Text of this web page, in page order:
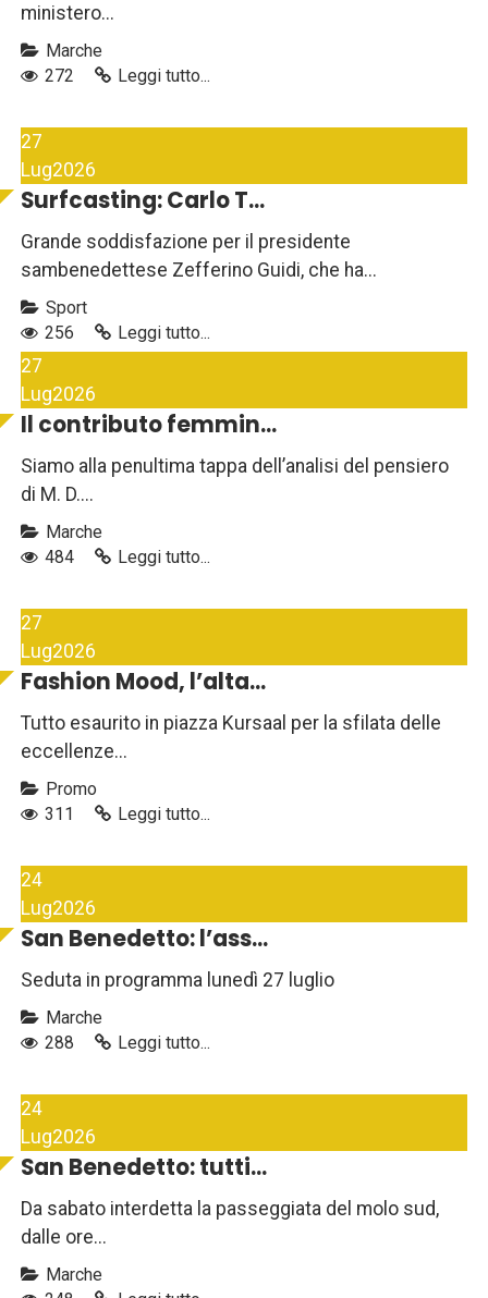
ministero...
Marche
272
Leggi tutto...
27
Lug2026
Surfcasting: Carlo T...
Grande soddisfazione per il presidente
sambenedettese Zefferino Guidi, che ha...
Sport
256
Leggi tutto...
27
Lug2026
Il contributo femmin...
Siamo alla penultima tappa dell’analisi del pensiero
di M. D....
Marche
484
Leggi tutto...
27
Lug2026
Fashion Mood, l’alta...
Tutto esaurito in piazza Kursaal per la sfilata delle
eccellenze...
Promo
311
Leggi tutto...
24
Lug2026
San Benedetto: l’ass...
Seduta in programma lunedì 27 luglio
Marche
288
Leggi tutto...
24
Lug2026
San Benedetto: tutti...
Da sabato interdetta la passeggiata del molo sud,
dalle ore...
Marche